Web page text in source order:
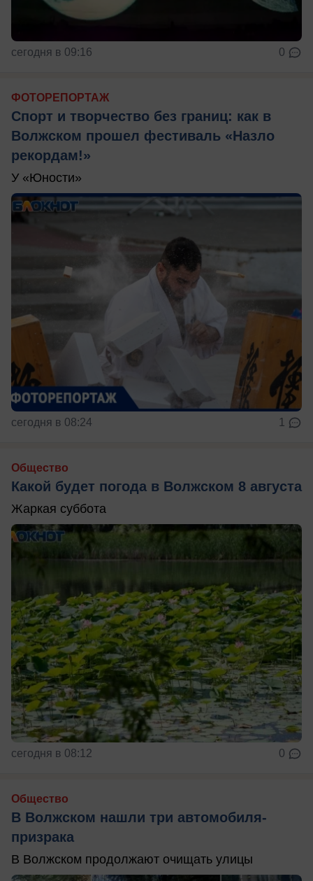
сегодня в 09:16 0
ФОТОРЕПОРТАЖ
Спорт и творчество без границ: как в
Волжском прошел фестиваль «Назло
рекордам!»
У «Юности»
сегодня в 08:24 1
Общество
Какой будет погода в Волжском 8 августа
Жаркая суббота
сегодня в 08:12 0
Общество
В Волжском нашли три автомобиля-
призрака
В Волжском продолжают очищать улицы